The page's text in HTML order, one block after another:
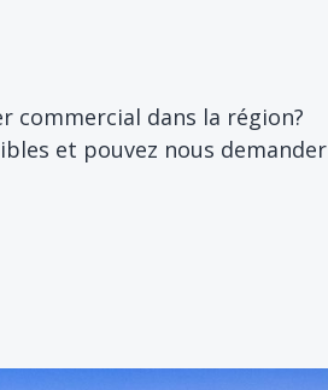
commercial dans la région?
et pouvez nous demander